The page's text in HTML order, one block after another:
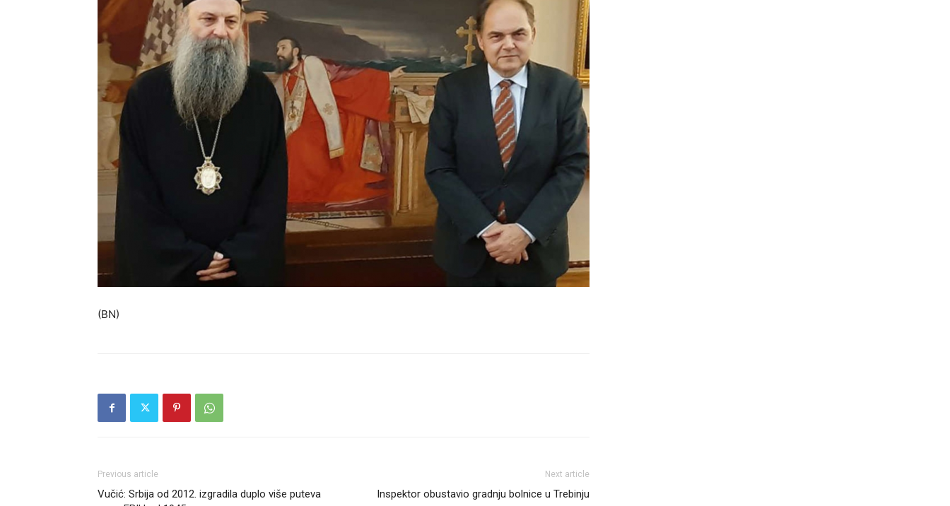
(BN)
Previous article
Vučić: Srbija od 2012. izgradila duplo više puteva
Next article
Inspektor obustavio gradnju bolnice u Trebinju